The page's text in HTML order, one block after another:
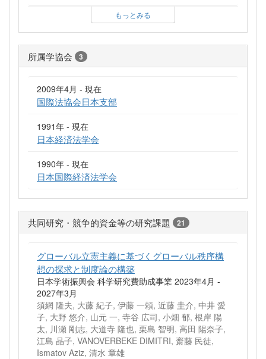
もっとみる
所属学協会 3
2009年4月 - 現在
国際法協会日本支部
1991年 - 現在
日本経済法学会
1990年 - 現在
日本国際経済法学会
共同研究・競争的資金等の研究課題 21
グローバル立憲主義に基づくグローバル秩序構
想の探求と制度論の構築
日本学術振興会 科学研究費助成事業 2023年4月 -
2027年3月
須網 隆夫, 大藤 紀子, 伊藤 一頼, 近藤 圭介, 中井 愛
子, 大野 悠介, 山元 一, 寺谷 広司, 小畑 郁, 根岸 陽
太, 川瀬 剛志, 大道寺 隆也, 栗島 智明, 高田 陽奈子,
江島 晶子, VANOVERBEKE DIMITRI, 齋藤 民徒,
Ismatov Aziz, 清水 章雄